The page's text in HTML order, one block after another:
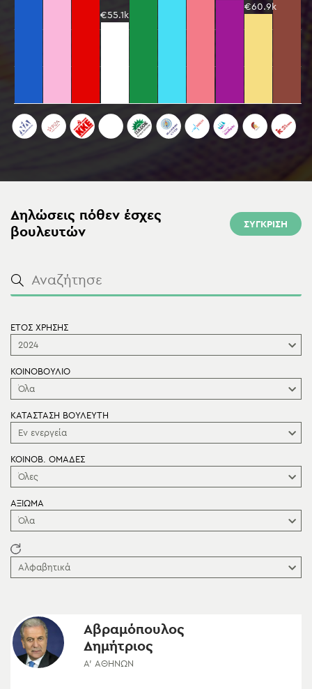
€55.1k
€60.9k
Δηλώσεις πόθεν έσχες
βουλευτών
ΣΥΓΚΡΙΣΗ
ΕΤΟΣ ΧΡΗΣΗΣ
2024
ΚΟΙΝΟΒΟΥΛΙΟ
Όλα
ΚΑΤΑΣΤΑΣΗ ΒΟΥΛΕΥΤΗ
Εν ενεργεία
ΚΟΙΝΟΒ. ΟΜΑΔΕΣ
Όλες
ΑΞΙΩΜΑ
Όλα
Αλφαβητικά
Αβραμόπουλος
Δημήτριος
Α' ΑΘΗΝΏΝ